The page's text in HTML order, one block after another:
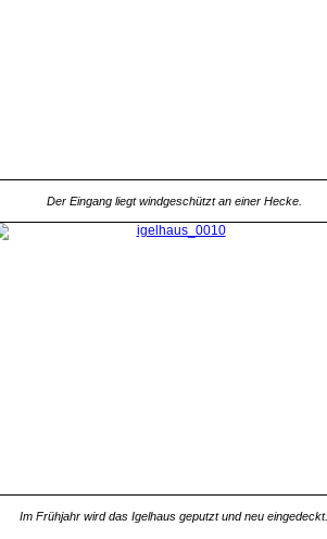
Der Eingang liegt windgeschützt an einer Hecke.
Im Frühjahr wird das Igelhaus geputzt und neu eingedeckt.